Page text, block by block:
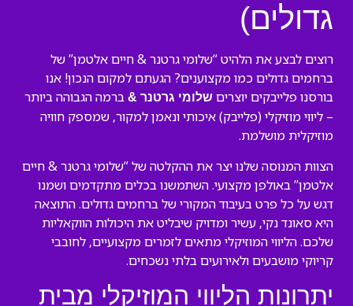
גדולים)
רוצים לבצע את הלהיט “שלומי גרטנר & חיים אלטמן” של
ברחמים גדולים כמו מקצוענים? הגעתם למקום הנכון! אנו
בורסנו פלייבקים יוצרים שלומי גרטנר & ברמה הגבוהה ביותר
– ליווי מוזיקלי (פלייבק) איכותי ונאמן למקור, שמספק חוויה
מוזיקלית מושלמת.
הצוות המנוסה שלנו יצר את ההקלטה של “שלומי גרטנר & חיים
אלטמן” באולפן מקצועי. השתמשנו בכלים מתקדמים ושמנו
דגש על כל פרט בעיבוד המקורי של ברחמים גדולים. התוצאה
היא סאונד נקי, עשיר ומדויק שיבליט את היכולות הווקאליות
שלכם. הליווי המוזיקלי מתאים לזמרים מקצועיים, לחובבי
קריוקי מושבעים ולאירועים בלתי נשכחים.
יתרונות הליווי המוזיקלי מבית